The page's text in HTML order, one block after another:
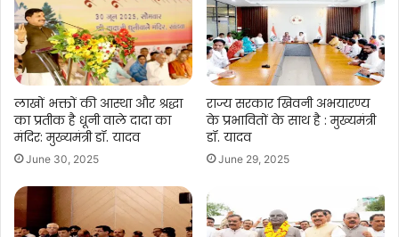
लाखों भक्तों की आस्था और श्रद्धा
का प्रतीक है धूनी वाले दादा का
मंदिर: मुख्यमंत्री डॉ. यादव
June 30, 2025
राज्य सरकार खिवनी अभयारण्य
के प्रभावितों के साथ है : मुख्यमंत्री
डॉ. यादव
June 29, 2025